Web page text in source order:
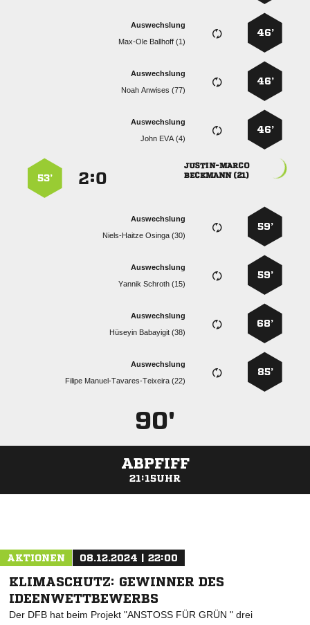
46’
Auswechslung
  
46’
Auswechslung
  
46’
Auswechslung
  

 
:
53’
59’
Auswechslung
  
59’
Auswechslung
  
68’
Auswechslung
  
85’
Auswechslung
  
90'
ABPFIFF
21:15UHR
AKTIONEN 08.12.2024 | 22:00
KLIMASCHUTZ: GEWINNER DES
IDEENWETTBEWERBS
Der DFB hat beim Projekt "ANSTOSS FÜR GRÜN " drei